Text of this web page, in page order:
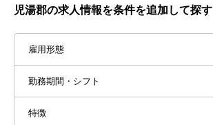
児湯郡の求人情報を条件を追加して探す
雇用形態
勤務期間・シフト
特徴